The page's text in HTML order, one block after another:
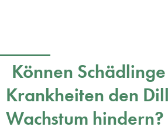
Können
Krankheiten den
Wachstum hindern?